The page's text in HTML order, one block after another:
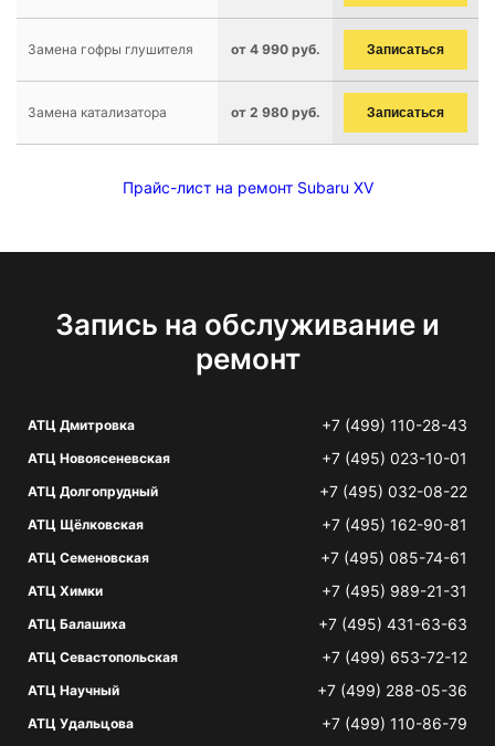
Замена гофры глушителя от 4 990 руб. Записаться
Замена катализатора от 2 980 руб. Записаться
Прайс-лист на ремонт Subaru XV
Запись на обслуживание и
ремонт
АТЦ Дмитровка +7 (499) 110-28-43
АТЦ Новоясеневская +7 (495) 023-10-01
АТЦ Долгопрудный +7 (495) 032-08-22
АТЦ Щёлковская +7 (495) 162-90-81
АТЦ Семеновская +7 (495) 085-74-61
АТЦ Химки +7 (495) 989-21-31
АТЦ Балашиха +7 (495) 431-63-63
АТЦ Севастопольская +7 (499) 653-72-12
АТЦ Научный +7 (499) 288-05-36
АТЦ Удальцова +7 (499) 110-86-79